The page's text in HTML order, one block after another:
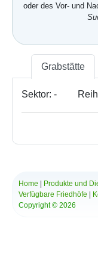
oder des Vor- und
Grabstätte
Sektor: -
Home Produkte und
Verfügbare Friedhöfe
Copyright © 2026